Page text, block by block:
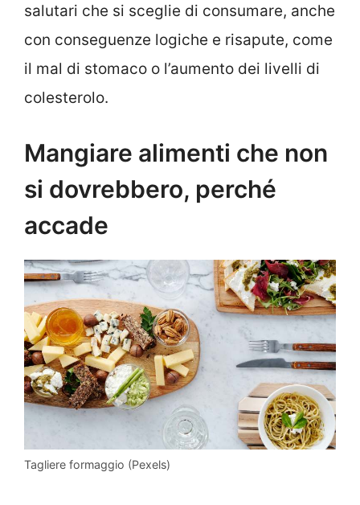
salutari che si sceglie di consumare, anche
con conseguenze logiche e risapute, come
il mal di stomaco o l’aumento dei livelli di
colesterolo.
Mangiare alimenti che non
si dovrebbero, perché
accade
Tagliere formaggio (Pexels)